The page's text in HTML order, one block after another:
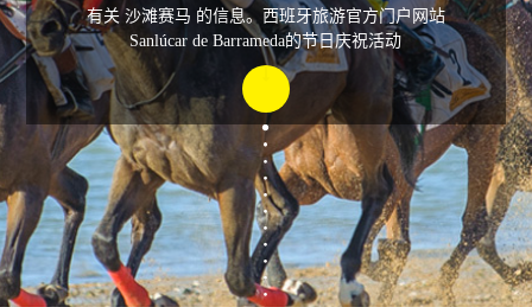
有关 沙滩赛马 的信息。西班牙旅游官方门户网站
Sanlúcar de Barrameda的节日庆祝活动